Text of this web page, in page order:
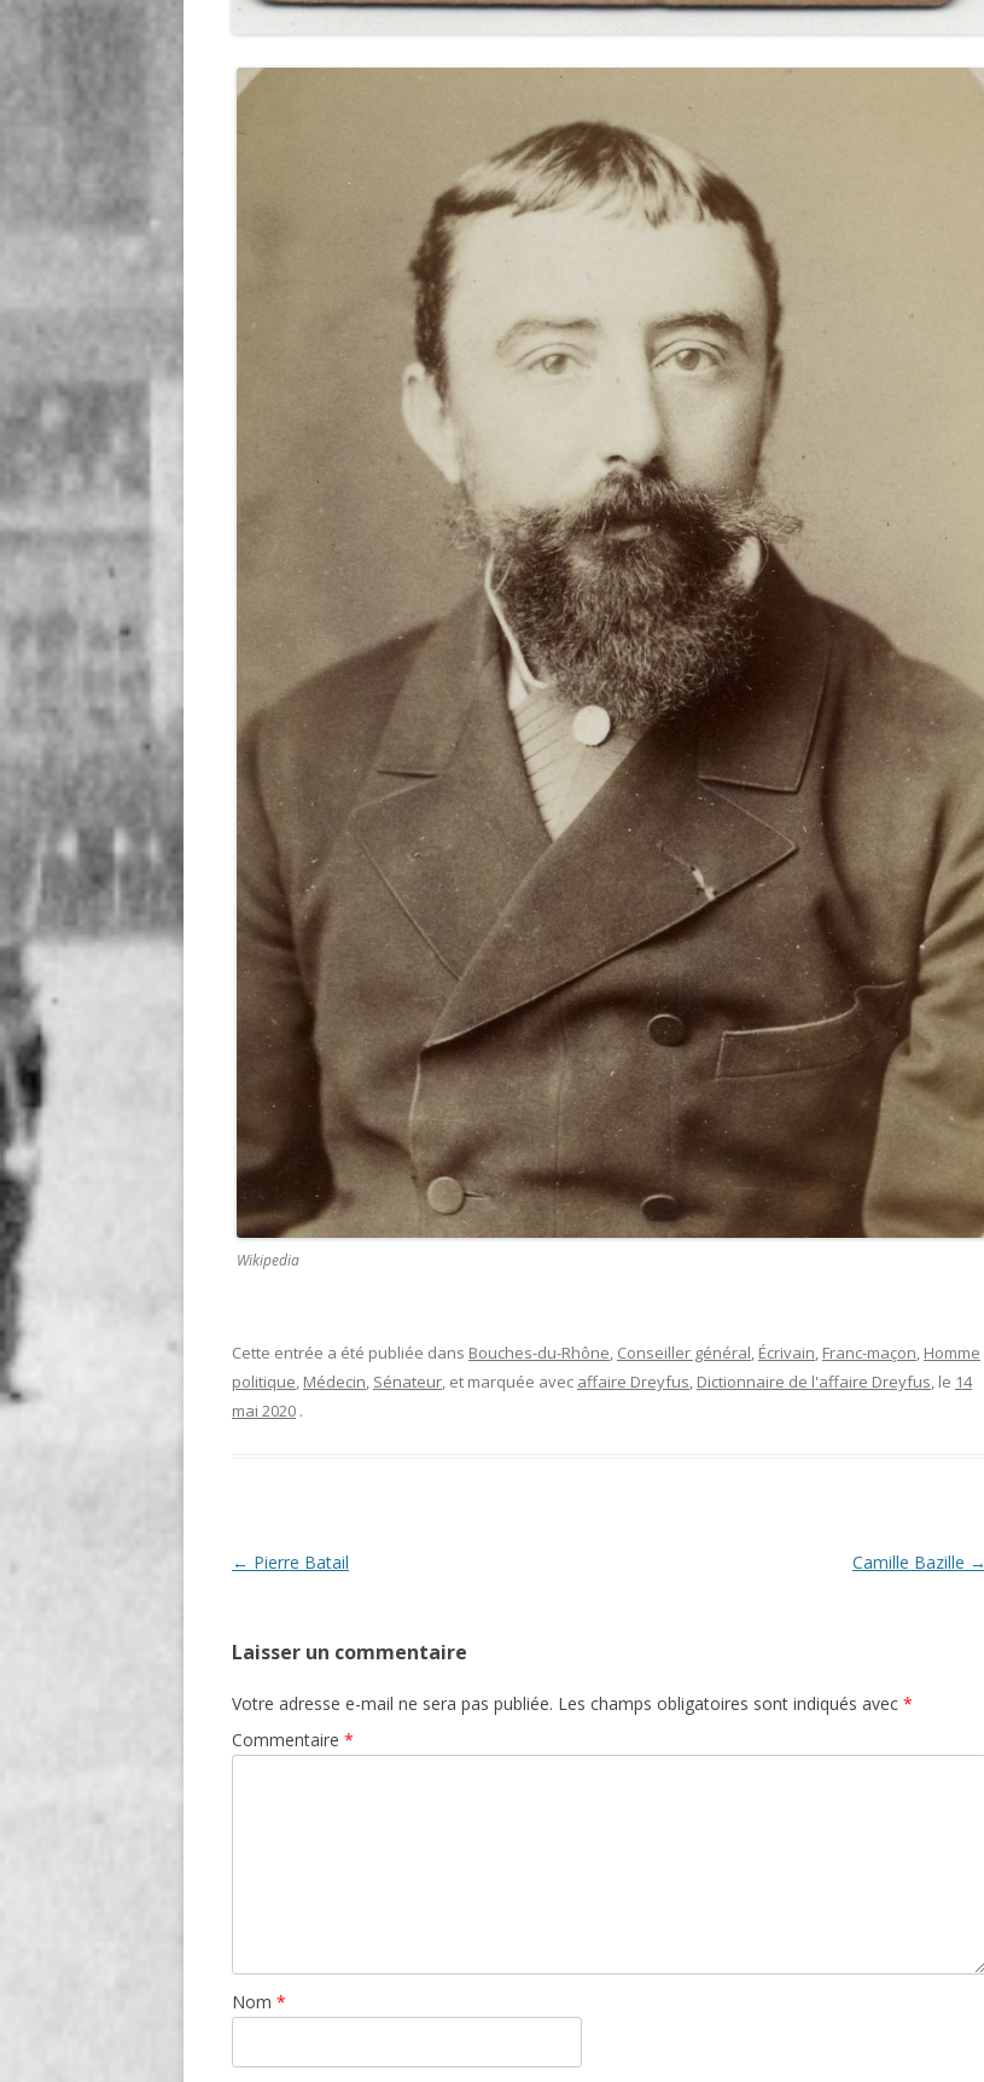
Wikipedia
Cette entrée a été publiée dans Bouches-du-Rhône, Conseiller général, Écrivain, Franc-maçon, Homme
politique, Médecin, Sénateur, et marquée avec affaire Dreyfus, Dictionnaire de l'affaire Dreyfus, le 14
mai 2020 .
Navigation
← Pierre Batail Camille Bazille →
Laisser un commentaire
Votre adresse e-mail ne sera pas publiée. Les champs obligatoires sont indiqués avec *
Commentaire *
Nom *